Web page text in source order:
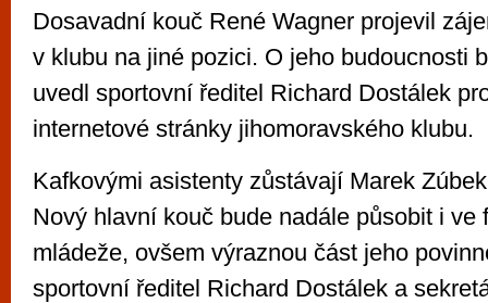
Dosavadní kouč René Wagner projevil
v klubu na jiné pozici. O jeho budoucnosti
uvedl sportovní ředitel Richard Dostálek
internetové stránky jihomoravského klubu.
Kafkovými asistenty zůstávají Marek
Nový hlavní kouč bude nadále působit i ve
mládeže, ovšem výraznou část jeho
sportovní ředitel Richard Dostálek a